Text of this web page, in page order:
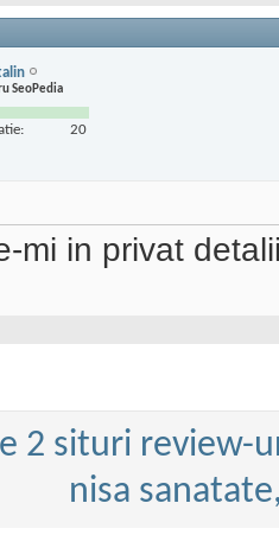
SeoPedia
20
mi in privat
2 situri review-
nisa